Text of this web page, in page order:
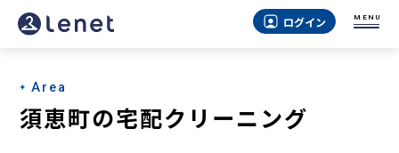
須
町
の
ログイン MENU
Area
須恵町の宅配クリーニング